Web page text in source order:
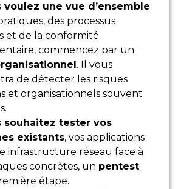
voulez une vue d’ensemble
des processus
et de la conformité
commencez par un
. Il vous
de détecter les risques
et organisationnels souvent
souhaitez tester vos
existants, vos applications
infrastructure réseau face à
concrètes, un pentest
étape.